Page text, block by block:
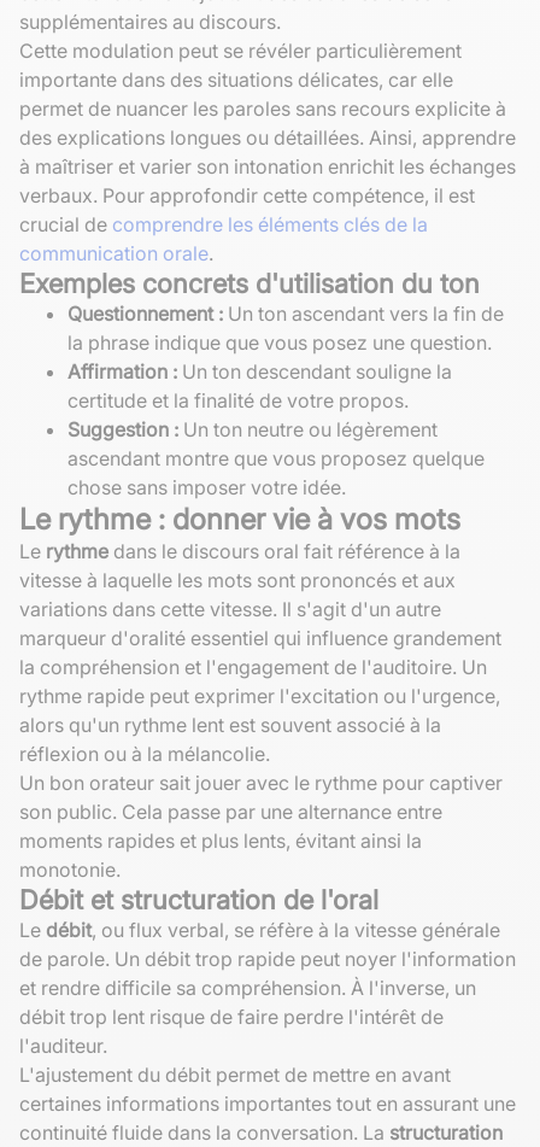
supplémentaires au discours.
Cette modulation peut se révéler particulièrement
importante dans des situations délicates, car elle
permet de nuancer les paroles sans recours explicite à
des explications longues ou détaillées. Ainsi, apprendre
à maîtriser et varier son intonation enrichit les échanges
verbaux. Pour approfondir cette compétence, il est
crucial de comprendre les éléments clés de la
communication orale.
Exemples concrets d'utilisation du ton
Questionnement : Un ton ascendant vers la fin de
la phrase indique que vous posez une question.
Affirmation : Un ton descendant souligne la
certitude et la finalité de votre propos.
Suggestion : Un ton neutre ou légèrement
ascendant montre que vous proposez quelque
chose sans imposer votre idée.
Le rythme : donner vie à vos mots
Le rythme dans le discours oral fait référence à la
vitesse à laquelle les mots sont prononcés et aux
variations dans cette vitesse. Il s'agit d'un autre
marqueur d'oralité essentiel qui influence grandement
la compréhension et l'engagement de l'auditoire. Un
rythme rapide peut exprimer l'excitation ou l'urgence,
alors qu'un rythme lent est souvent associé à la
réflexion ou à la mélancolie.
Un bon orateur sait jouer avec le rythme pour captiver
son public. Cela passe par une alternance entre
moments rapides et plus lents, évitant ainsi la
monotonie.
Débit et structuration de l'oral
Le débit, ou flux verbal, se réfère à la vitesse générale
de parole. Un débit trop rapide peut noyer l'information
et rendre difficile sa compréhension. À l'inverse, un
débit trop lent risque de faire perdre l'intérêt de
l'auditeur.
L'ajustement du débit permet de mettre en avant
certaines informations importantes tout en assurant une
continuité fluide dans la conversation. La structuration